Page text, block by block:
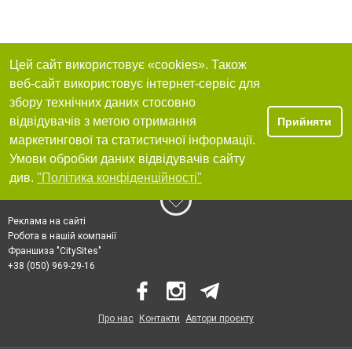
Цей сайт використовує «cookies». Також
веб-сайт використовує інтернет-сервіс для
збору технічних даних стосовно
відвідувачів з метою отримання
маркетингової та статистичної інформації.
Умови обробки даних відвідувачів сайту
див. "Політика конфіденційності"
Прийняти
Реклама на сайті
Робота в нашій компанії
Франшиза "CitySites"
+38 (050) 969-29-16
Про нас Контакти Автори проєкту